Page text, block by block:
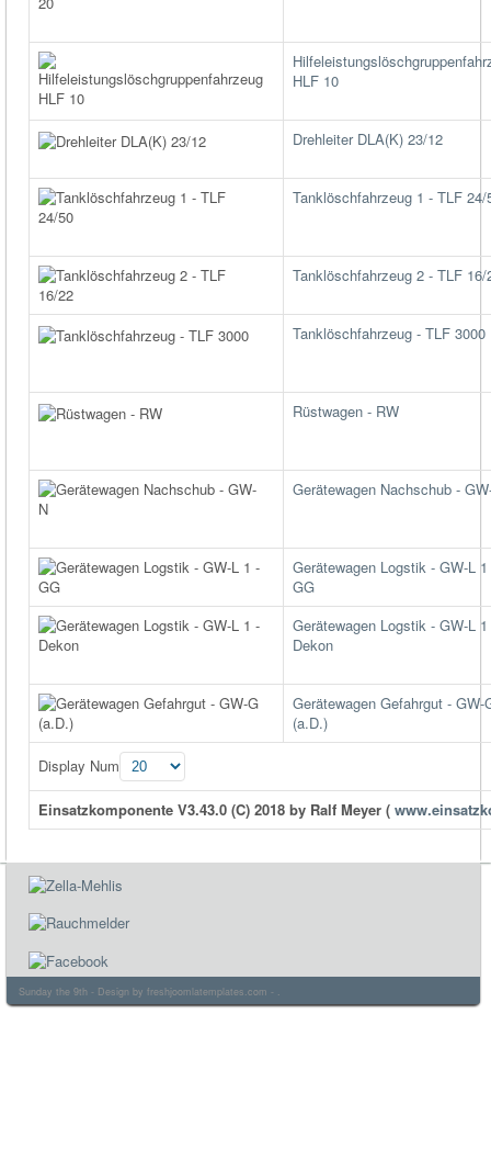
Display Num
Einsatzkomponente V3.43.0 (C) 2018 by Ralf Meyer (
HLF 10
Drehleiter DLA(K) 23/12
Tanklöschfahrzeug 1 - TLF 24/
Tanklöschfahrzeug 2 - TLF 16/
Tanklöschfahrzeug - TLF 3000
Rüstwagen - RW
Gerätewagen Nachschub -
Gerätewagen Logstik - GW-L
GG
Gerätewagen Logstik - GW-L
Dekon
Gerätewagen Gefahrgut - GW-
(a.D.)
Sunday the 9th - Design by freshjoomlatemplates.com - .